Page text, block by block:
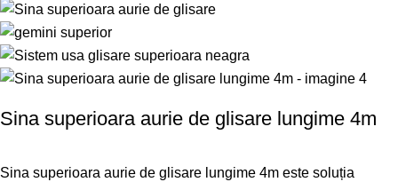
Sina superioara aurie de glisare lungime 4m
Sina superioara aurie de glisare lungime 4m este soluția